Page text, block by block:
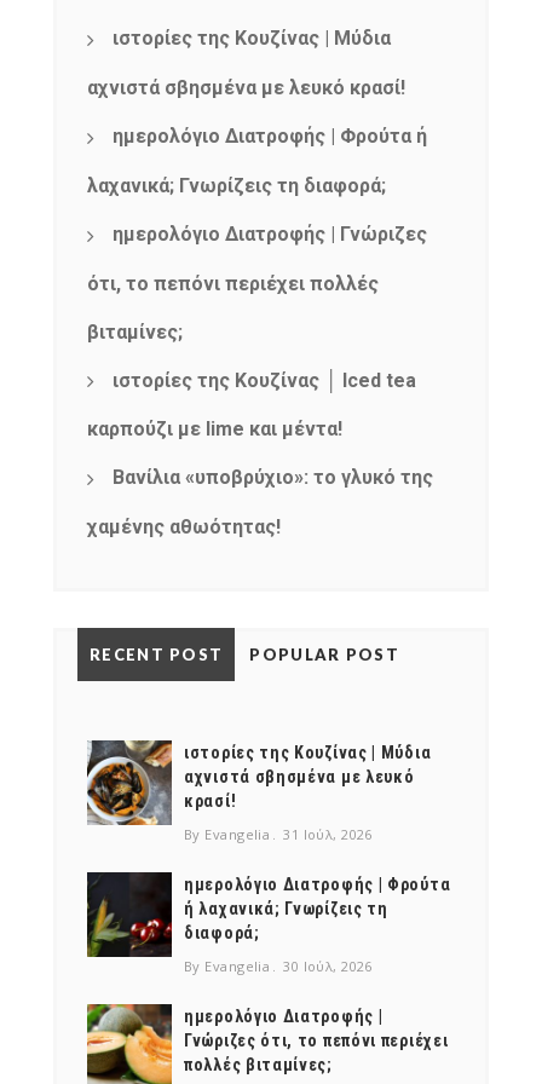
ιστορίες της Κουζίνας | Μύδια
αχνιστά σβησμένα με λευκό κρασί!
ημερολόγιο Διατροφής | Φρούτα ή
λαχανικά; Γνωρίζεις τη διαφορά;
ημερολόγιο Διατροφής | Γνώριζες
ότι, το πεπόνι περιέχει πολλές
βιταμίνες;
ιστορίες της Κουζίνας │ Iced tea
καρπούζι με lime και μέντα!
Βανίλια «υποβρύχιο»: το γλυκό της
χαμένης αθωότητας!
RECENT POST POPULAR POST
ιστορίες της Κουζίνας | Μύδια
αχνιστά σβησμένα με λευκό
κρασί!
By Evangelia 31 Ιούλ, 2026
ημερολόγιο Διατροφής | Φρούτα
ή λαχανικά; Γνωρίζεις τη
διαφορά;
By Evangelia 30 Ιούλ, 2026
ημερολόγιο Διατροφής |
Γνώριζες ότι, το πεπόνι περιέχει
πολλές βιταμίνες;
NEWSLETTER
Get ti
mel
y updates
fro
m
your favorite